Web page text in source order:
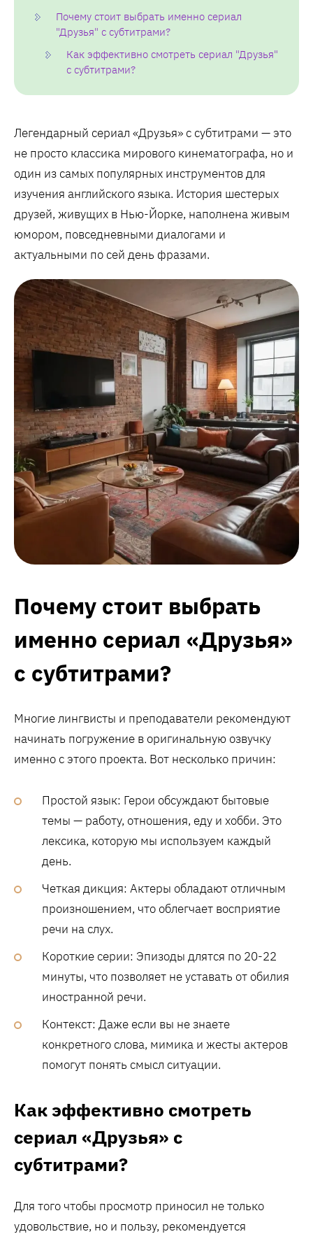
Почему стоит выбрать именно сериал
"Друзья" с субтитрами?
Как эффективно смотреть сериал "Друзья"
с субтитрами?
Легендарный сериал «Друзья» с субтитрами — это
не просто классика мирового кинематографа, но и
один из самых популярных инструментов для
изучения английского языка. История шестерых
друзей, живущих в Нью-Йорке, наполнена живым
юмором, повседневными диалогами и
актуальными по сей день фразами.
Почему стоит выбрать
именно сериал «Друзья»
с субтитрами?
Многие лингвисты и преподаватели рекомендуют
начинать погружение в оригинальную озвучку
именно с этого проекта. Вот несколько причин:
Простой язык: Герои обсуждают бытовые
темы — работу, отношения, еду и хобби. Это
лексика, которую мы используем каждый
день.
Четкая дикция: Актеры обладают отличным
произношением, что облегчает восприятие
речи на слух.
Короткие серии: Эпизоды длятся по 20-22
минуты, что позволяет не уставать от обилия
иностранной речи.
Контекст: Даже если вы не знаете
конкретного слова, мимика и жесты актеров
помогут понять смысл ситуации.
Как эффективно смотреть
сериал «Друзья» с
субтитрами?
Для того чтобы просмотр приносил не только
удовольствие, но и пользу, рекомендуется